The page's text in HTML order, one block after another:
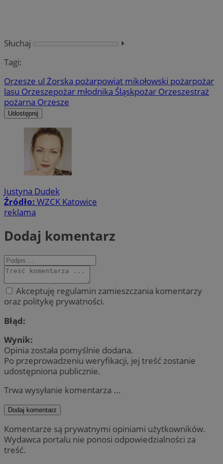
Słuchaj
⏵︎
Tagi:
Orzesze ul Żorska pożarpowiat mikołowski pożarpożar
lasu Orzeszepożar młodnika Śląskpożar Orzeszestraż
pożarna Orzesze
Udostępnij
Justyna Dudek
Źródło: WZCK Katowice
reklama
Dodaj komentarz
Akceptuję regulamin zamieszczania komentarzy
oraz politykę prywatności.
Błąd:
Wynik:
Opinia została pomyślnie dodana.
Po przeprowadzeniu weryfikacji, jej treść zostanie
udostępniona publicznie.
Trwa wysyłanie komentarza ...
Dodaj komentarz
Komentarze są prywatnymi opiniami użytkowników.
Wydawca portalu nie ponosi odpowiedzialności za
treść.